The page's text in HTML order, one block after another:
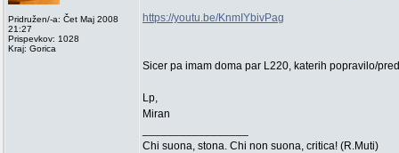
Pridružen/-a: Čet Maj 2008
21:27
Prispevkov: 1028
Kraj: Gorica
https://youtu.be/KnmIYbivPag
Sicer pa imam doma par L220, katerih popravilo/
Lp,
Miran
Chi suona, stona. Chi non suona, critica! (R.Muti)